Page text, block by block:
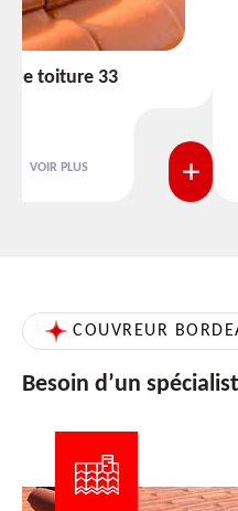
Etanchéité toiture 33
COUVREUR
Besoin d’un